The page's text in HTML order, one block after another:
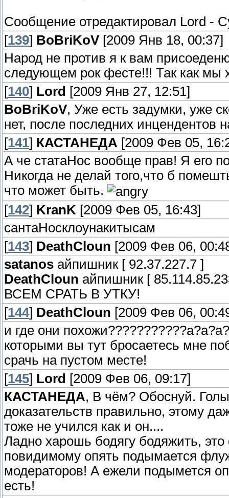
Сообщение отредактировал Lord -
[139] BoBriKoV [2009 Янв 18, 00:37]
Народ не против я к вам
следующем рок фесте!!! Так как мы
[140] Lord [2009 Янв 27, 12:51]
BoBriKoV, Уже есть задумки, уже
нет, после последних инцендентов
[141] КАСТАНЕДА [2009 Фев 05,
А че статаНос вообще прав! Я его
Никогда не делай того,что б
что может быть.
[142] KranK [2009 Фев 05, 16:43]
сантаНосклоунакитысам
[143] DeathCloun [2009 Фев 06,
satanos айпишник [ 92.37.227.7 ]
DeathCloun айпишник [
ВСЕМ СРАТЬ В УТКУ!
[144] DeathCloun [2009 Фев 06,
и где они
которыми вы тут бросаетесь мне
срачь на пустом месте!
[145] Lord [2009 Фев 06, 09:17]
КАСТАНЕДА, В чём? Обоснуй.
доказательств правильно, этому
тоже не учился как и он....
Ладно харошь бодягу бодяжить,
повидимому опять подымается
модераторов! А ежели подымется
есть!